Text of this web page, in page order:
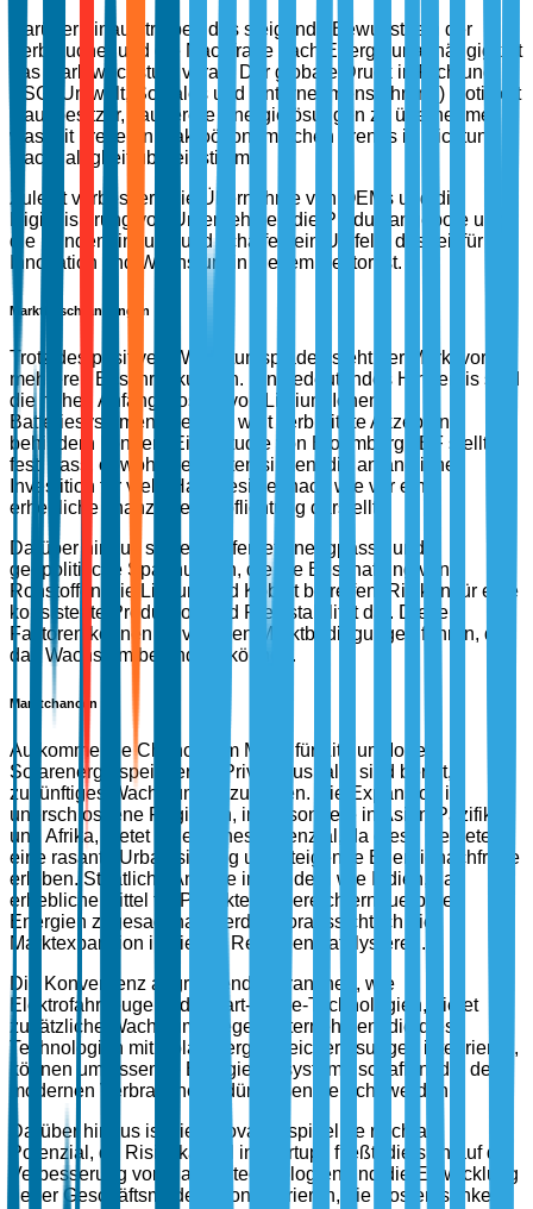
Darüber hinaus treiben das steigende Bewusstsein der
Verbraucher und die Nachfrage nach Energieunabhängigkeit
das Marktwachstum voran. Der globale Druck in Richtung
ESG (Umwelt, Soziales und Unternehmensführung) motiviert
Hausbesitzer, sauberere Energielösungen zu übernehmen,
was mit breiteren makroökonomischen Trends in Richtung
Nachhaltigkeit übereinstimmt.
Zuletzt verbessern die Übernahme von OEMs und die
Digitalisierung von Unternehmen die Produktangebote und
die Kundenbindung und schaffen ein Umfeld, das reif für
Innovation und Wachstum in diesem Sektor ist.
Marktbeschränkungen
Trotz des positiven Wachstumspfades steht der Markt vor
mehreren Beschränkungen. Ein bedeutendes Hindernis sind
die hohen Anfangskosten von Lithium-Ionen-
Batteriesystemen, die eine weit verbreitete Akzeptanz
behindern können. Eine Studie von BloombergNEF stellte
fest, dass, obwohl die Kosten sinken, die anfängliche
Investition für viele Hausbesitzer nach wie vor eine
erhebliche finanzielle Verpflichtung darstellt.
Darüber hinaus stellen Lieferkettenengpässe und
geopolitische Spannungen, die die Beschaffung von
Rohstoffen wie Lithium und Kobalt betreffen, Risiken für eine
konsistente Produktion und Preisstabilität dar. Diese
Faktoren können zu volatilen Marktbedingungen führen, die
das Wachstum behindern können.
Marktchancen
Aufkommende Chancen im Markt für Lithium-Ionen-
Solarenergiespeicher für Privathaushalte sind bereit,
zukünftiges Wachstum freizusetzen. Die Expansion in
unerschlossene Regionen, insbesondere in Asien-Pazifik
und Afrika, bietet erhebliches Potenzial, da diese Gebiete
eine rasante Urbanisierung und steigende Energienachfrage
erleben. Staatliche Anreize in Ländern wie Indien, das
erhebliche Mittel für Projekte im Bereich erneuerbare
Energien zugesagt hat, werden voraussichtlich die
Marktexpansion in diesen Regionen katalysieren.
Die Konvergenz angrenzender Branchen, wie
Elektrofahrzeuge und Smart-Home-Technologien, bietet
zusätzliche Wachstumswege. Unternehmen, die diese
Technologien mit Solarenergiespeicherlösungen integrieren,
können umfassende Energieökosysteme schaffen, die den
modernen Verbraucherbedürfnissen gerecht werden.
Darüber hinaus ist die Innovationspipeline reich an
Potenzial, da Risikokapital in Startups fließt, die sich auf die
Verbesserung von Batterietechnologien und die Entwicklung
neuer Geschäftsmodelle konzentrieren, die Kosten senken